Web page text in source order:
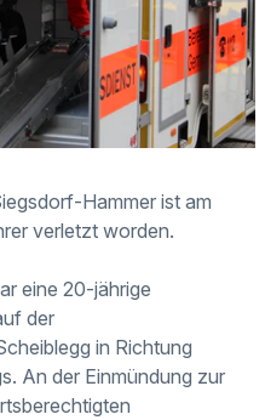
Hammer ist am
verletzt worden.
eine 20-jährige
der
in Richtung
An der Einmündung zur